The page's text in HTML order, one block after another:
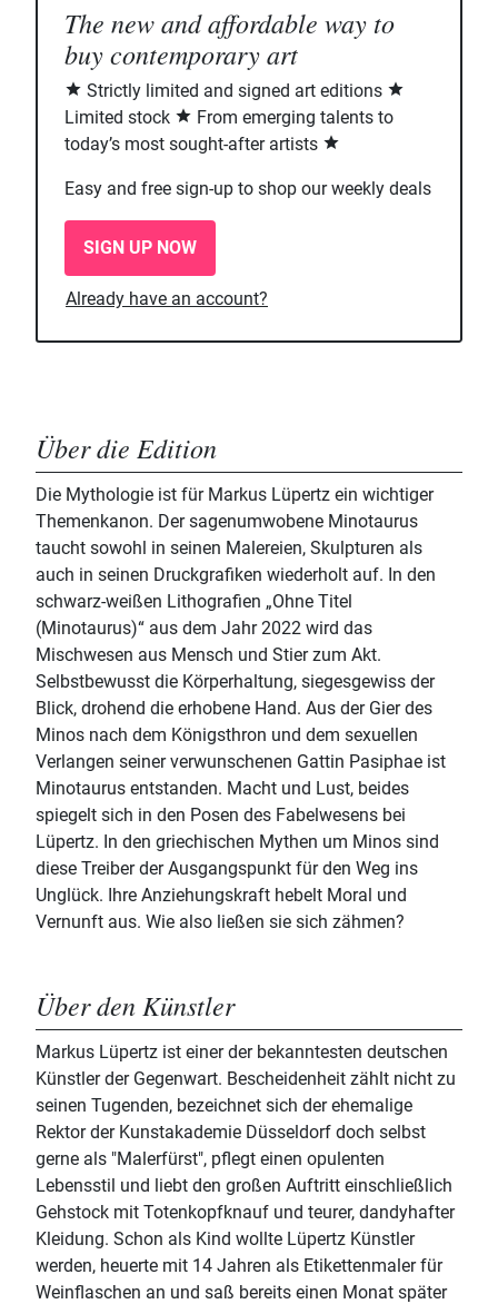
The new and affordable way to
buy contemporary art
Strictly limited and signed art editions
Limited stock
From emerging talents to
today’s most sought-after artists
Easy and free sign-up to shop our weekly deals
SIGN UP NOW
Already have an account?
Über die Edition
Die Mythologie ist für Markus Lüpertz ein wichtiger
Themenkanon. Der sagenumwobene Minotaurus
taucht sowohl in seinen Malereien, Skulpturen als
auch in seinen Druckgrafiken wiederholt auf. In den
schwarz-weißen Lithografien „Ohne Titel
(Minotaurus)“ aus dem Jahr 2022 wird das
Mischwesen aus Mensch und Stier zum Akt.
Selbstbewusst die Körperhaltung, siegesgewiss der
Blick, drohend die erhobene Hand. Aus der Gier des
Minos nach dem Königsthron und dem sexuellen
Verlangen seiner verwunschenen Gattin Pasiphae ist
Minotaurus entstanden. Macht und Lust, beides
spiegelt sich in den Posen des Fabelwesens bei
Lüpertz. In den griechischen Mythen um Minos sind
diese Treiber der Ausgangspunkt für den Weg ins
Unglück. Ihre Anziehungskraft hebelt Moral und
Vernunft aus. Wie also ließen sie sich zähmen?
Über den Künstler
Markus Lüpertz ist einer der bekanntesten deutschen
Künstler der Gegenwart. Bescheidenheit zählt nicht zu
seinen Tugenden, bezeichnet sich der ehemalige
Rektor der Kunstakademie Düsseldorf doch selbst
gerne als "Malerfürst", pflegt einen opulenten
Lebensstil und liebt den großen Auftritt einschließlich
Gehstock mit Totenkopfknauf und teurer, dandyhafter
Kleidung. Schon als Kind wollte Lüpertz Künstler
werden, heuerte mit 14 Jahren als Etikettenmaler für
Weinflaschen an und saß bereits einen Monat später